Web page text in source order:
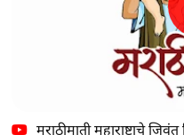
मराठीमाती महाराष्ट्राचे